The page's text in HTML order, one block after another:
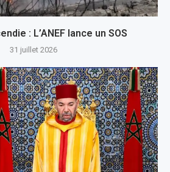
: L’ANEF lance un SOS
31 juillet 2026